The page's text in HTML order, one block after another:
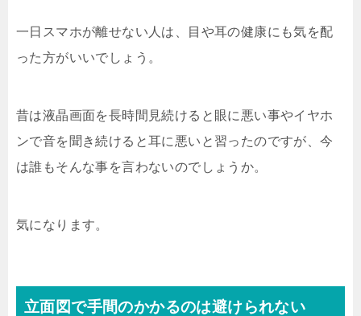
一日スマホが離せない人は、目や耳の健康にも気を配
った方がいいでしょう。
昔は液晶画面を長時間見続けると眼に悪い事やイヤホ
ンで音を聞き続けると耳に悪いと習ったのですが、今
は誰もそんな事を言わないのでしょうか。
気になります。
立面図で手間のかかるのは避けられない